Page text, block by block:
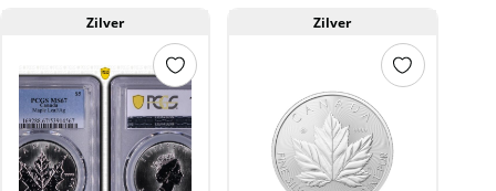
Zilver Zilver